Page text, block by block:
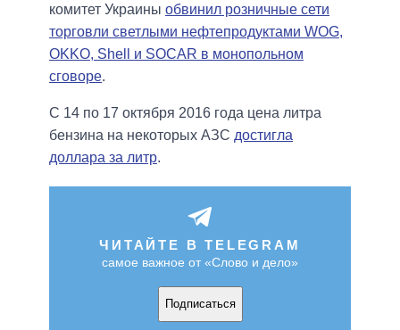
комитет Украины обвинил розничные сети
торговли светлыми нефтепродуктами WOG,
OKKO, Shell и SOCAR в монопольном
сговоре.
С 14 по 17 октября 2016 года цена литра
бензина на некоторых АЗС достигла
доллара за литр.
ЧИТАЙТЕ В TELEGRAM
самое важное от «Слово и дело»
Подписаться